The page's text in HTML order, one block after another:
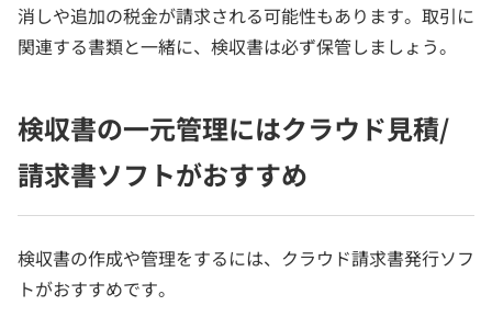
消しや追加の税金が請求される可能性もあります。取引に
関連する書類と一緒に、検収書は必ず保管しましょう。
検収書の一元管理にはクラウド見積/
請求書ソフトがおすすめ
検収書の作成や管理をするには、クラウド請求書発行ソフ
トがおすすめです。